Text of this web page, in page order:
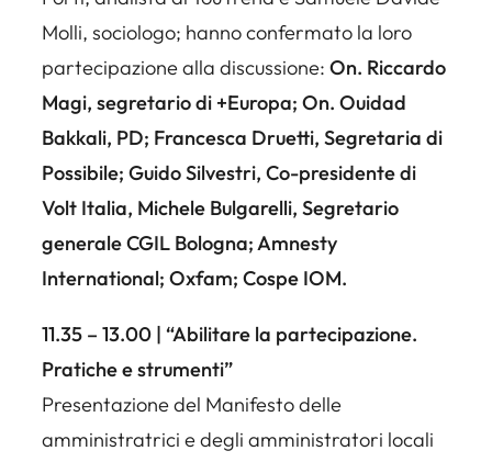
Molli, sociologo; hanno confermato la loro
partecipazione alla discussione: On. Riccardo
Magi, segretario di +Europa; On. Ouidad
Bakkali, PD; Francesca Druetti, Segretaria di
Possibile; Guido Silvestri, Co-presidente di
Volt Italia, Michele Bulgarelli, Segretario
generale CGIL Bologna; Amnesty
International; Oxfam; Cospe IOM.
11.35 – 13.00 | “Abilitare la partecipazione.
Pratiche e strumenti”
Presentazione del Manifesto delle
amministratrici e degli amministratori locali